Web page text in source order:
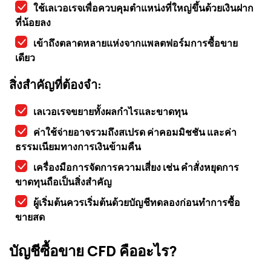
ใช้เลเวอเรจเพื่อควบคุมตำแหน่งที่ใหญ่ขึ้นด้วยเงินฝาก
ที่น้อยลง
เข้าถึงตลาดหลายแห่งจากแพลตฟอร์มการซื้อขาย
เดียว
สิ่งสำคัญที่ต้องจำ:
เลเวอเรจขยายทั้งผลกำไรและขาดทุน
ค่าใช้จ่ายอาจรวมถึงสเปรด ค่าคอมมิชชัน และค่า
ธรรมเนียมทางการเงินข้ามคืน
เครื่องมือการจัดการความเสี่ยง เช่น คำสั่งหยุดการ
ขาดทุนถือเป็นสิ่งสำคัญ
ผู้เริ่มต้นควรเริ่มต้นด้วยบัญชีทดลองก่อนทำการซื้อ
ขายสด
บัญชีซื้อขาย CFD คืออะไร?